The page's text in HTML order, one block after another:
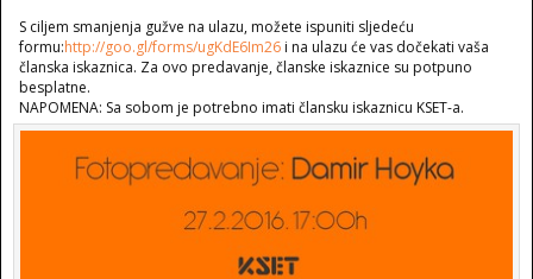
S ciljem smanjenja gužve na ulazu, možete ispuniti sljedeću
formu:http://goo.gl/forms/ugKdE6Im26 i na ulazu će vas dočekati vaša
članska iskaznica. Za ovo predavanje, članske iskaznice su potpuno
besplatne.
NAPOMENA: Sa sobom je potrebno imati člansku iskaznicu KSET-a.